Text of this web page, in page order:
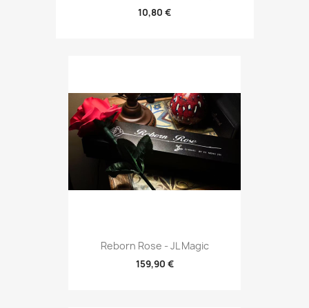
10,80 €
Reborn Rose - JL Magic
159,90 €